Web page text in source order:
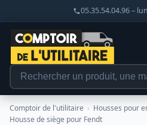
05.35.54.04.96 –
Comptoir de l'utilitaire › Housses pour
Housse de siège pour Fendt